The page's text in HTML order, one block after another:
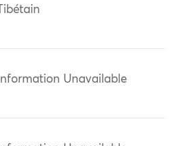
Tibétain
Information Unavailable